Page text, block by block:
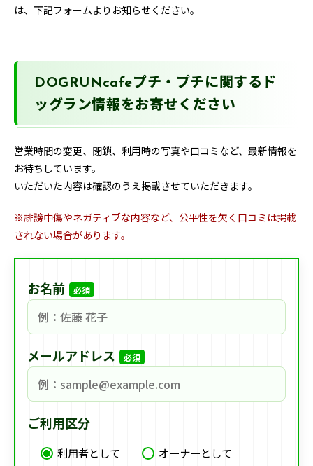
は、下記フォームよりお知らせください。
DOGRUNcafeプチ・プチに関するド
ッグラン情報をお寄せください
営業時間の変更、閉鎖、利用時の写真や口コミなど、最新情報を
お待ちしています。
いただいた内容は確認のうえ掲載させていただきます。
※誹謗中傷やネガティブな内容など、公平性を欠く口コミは掲載
されない場合があります。
お名前 必須
メールアドレス 必須
ご利用区分
利用者として
オーナーとして